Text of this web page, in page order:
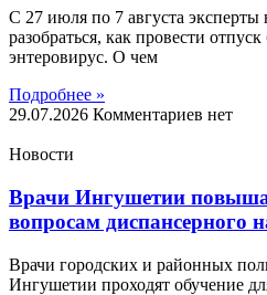
С 27 июля по 7 августа эксперты
разобраться, как провести
энтеровирус. О чем
Подробнее »
29.07.2026 Комментариев нет
Новости
Врачи Ингушетии
вопросам диспансерного
Врачи городских и районных
Ингушетии проходят обучение